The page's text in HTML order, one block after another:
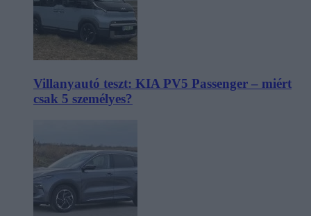
Villanyautó teszt: KIA PV5 Passenger – miért
csak 5 személyes?